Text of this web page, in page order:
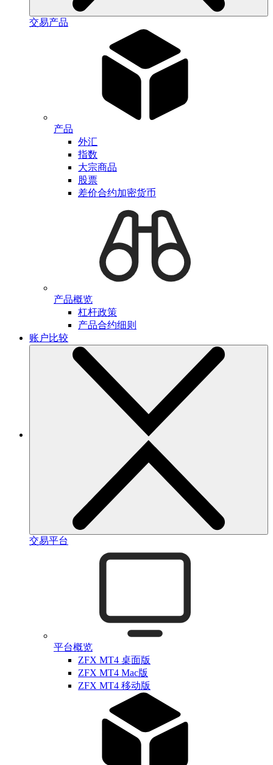
交易产品
产品
外汇
指数
大宗商品
股票
差价合约加密货币
产品概览
杠杆政策
产品合约细则
账户比较
交易平台
平台概览
ZFX MT4 桌面版
ZFX MT4 Mac版
ZFX MT4 移动版